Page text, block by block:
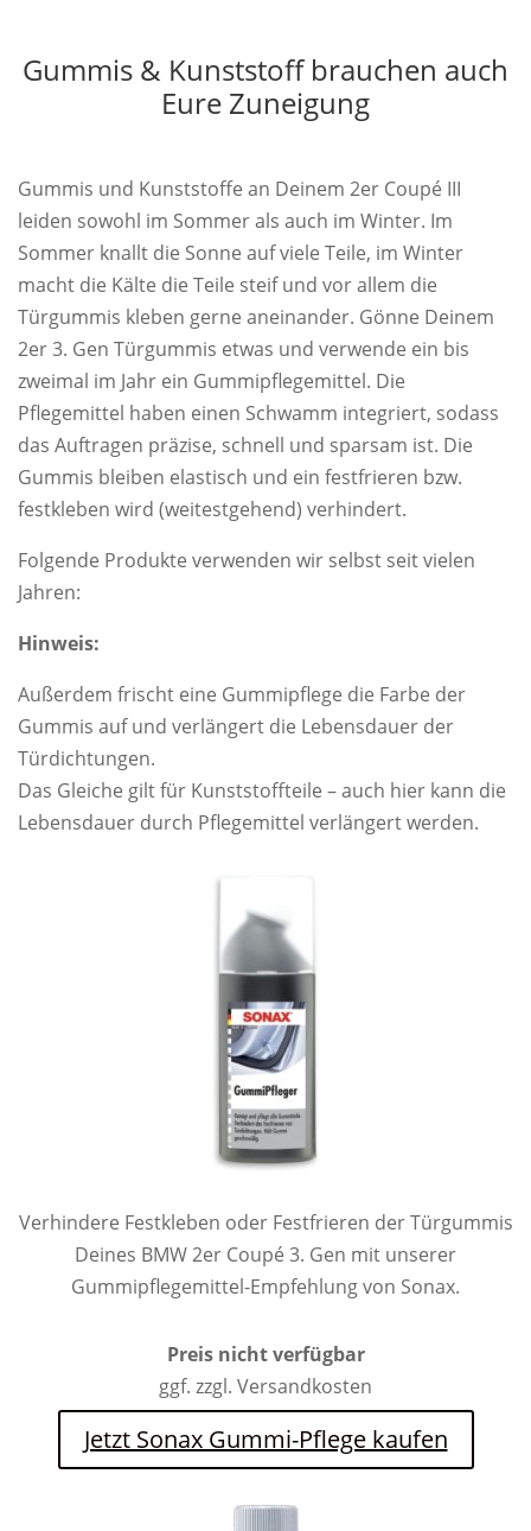
Gummis & Kunststoff brauchen auch
Eure Zuneigung
Gummis und Kunststoffe an Deinem 2er Coupé III
leiden sowohl im Sommer als auch im Winter. Im
Sommer knallt die Sonne auf viele Teile, im Winter
macht die Kälte die Teile steif und vor allem die
Türgummis kleben gerne aneinander. Gönne Deinem
2er 3. Gen Türgummis etwas und verwende ein bis
zweimal im Jahr ein Gummipflegemittel. Die
Pflegemittel haben einen Schwamm integriert, sodass
das Auftragen präzise, schnell und sparsam ist. Die
Gummis bleiben elastisch und ein festfrieren bzw.
festkleben wird (weitestgehend) verhindert.
Folgende Produkte verwenden wir selbst seit vielen
Jahren:
Hinweis:
Außerdem frischt eine Gummipflege die Farbe der
Gummis auf und verlängert die Lebensdauer der
Türdichtungen.
Das Gleiche gilt für Kunststoffteile – auch hier kann die
Lebensdauer durch Pflegemittel verlängert werden.
Verhindere Festkleben oder Festfrieren der Türgummis
Deines BMW 2er Coupé 3. Gen mit unserer
Gummipflegemittel-Empfehlung von Sonax.
Preis nicht verfügbar
ggf. zzgl. Versandkosten
Jetzt Sonax Gummi-Pflege kaufen